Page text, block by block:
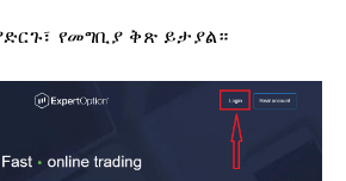
የመግቢያ ቅጽ ይታያል።